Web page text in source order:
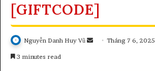
[GIFTCODE]
Nguyễn Danh Huy Vũ
SendTháng 7 6, 2025
3 minutes read